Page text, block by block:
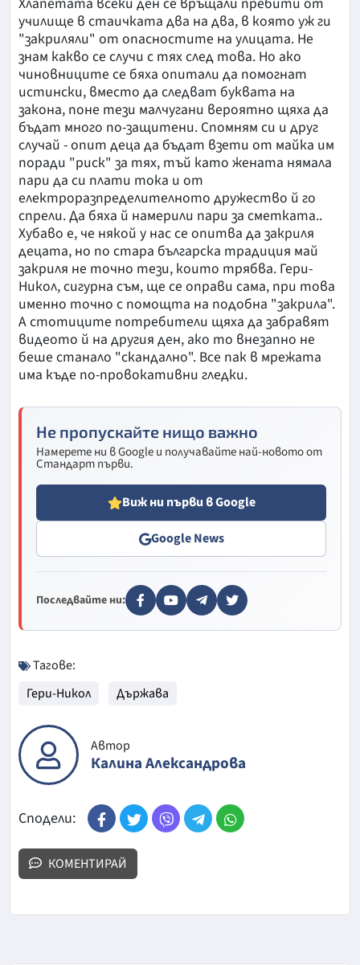
училище в стаичката два на два, в която уж ги
"закриляли" от опасностите на улицата. Не
знам какво се случи с тях след това. Но ако
чиновниците се бяха опитали да помогнат
истински, вместо да следват буквата на
закона, поне тези малчугани вероятно щяха да
бъдат много по-защитени. Спомням си и друг
случай - опит деца да бъдат взети от майка им
поради "риск" за тях, тъй като жената нямала
пари да си плати тока и от
електроразпределителното дружество й го
спрели. Да бяха й намерили пари за сметката..
Хубаво е, че някой у нас се опитва да закриля
децата, но по стара българска традиция май
закриля не точно тези, които трябва. Гери-
Никол, сигурна съм, ще се оправи сама, при това
именно точно с помощта на подобна "закрила".
А стотиците потребители щяха да забравят
видеото й на другия ден, ако то внезапно не
беше станало "скандално". Все пак в мрежата
има къде по-провокативни гледки.
Не пропускайте нищо важно
Намерете ни в Google и получавайте най-новото от
Стандарт първи.
Виж ни първи в Google
Google News
Последвайте ни:
Тагове:
Гери-Никол
Държава
Автор
Калина Александрова
Сподели:
КОМЕНТИРАЙ